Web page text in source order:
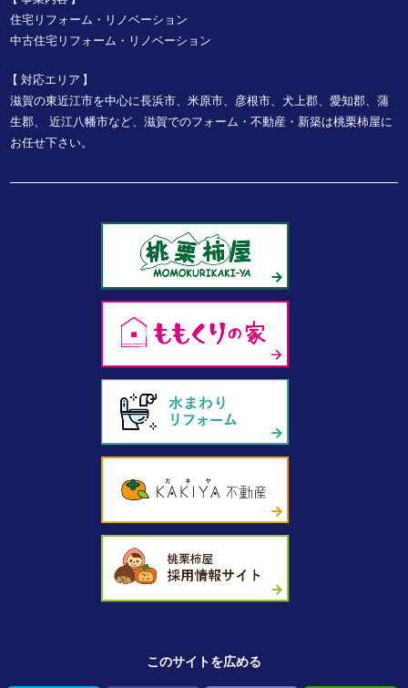
住宅リフォーム・リノベーション
中古住宅リフォーム・リノベーション
対応エリア
滋賀の東近江市を中心に長浜市、米原市、彦根市、犬上郡、愛知郡、蒲
生郡、
近江八幡市など、滋賀でのフォーム・不動産・新築は桃栗柿屋に
お任せ下さい。
このサイトを広める